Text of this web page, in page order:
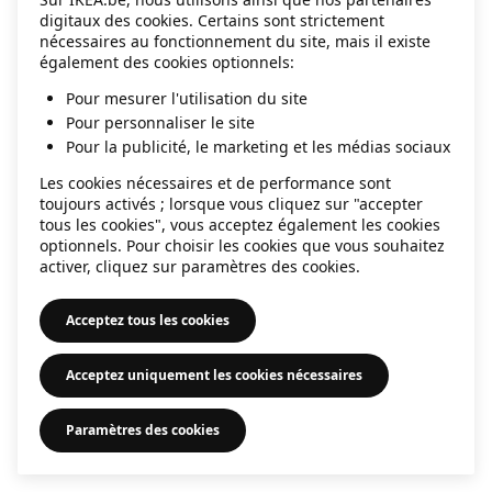
information).
digitaux des cookies. Certains sont strictement
nécessaires au fonctionnement du site, mais il existe
également des cookies optionnels:
Pour mesurer l'utilisation du site
Pour personnaliser le site
Pour la publicité, le marketing et les médias sociaux
Les cookies nécessaires et de performance sont
toujours activés ; lorsque vous cliquez sur "accepter
tous les cookies", vous acceptez également les cookies
optionnels. Pour choisir les cookies que vous souhaitez
activer, cliquez sur paramètres des cookies.
Acceptez tous les cookies
Acceptez uniquement les cookies nécessaires
Paramètres des cookies